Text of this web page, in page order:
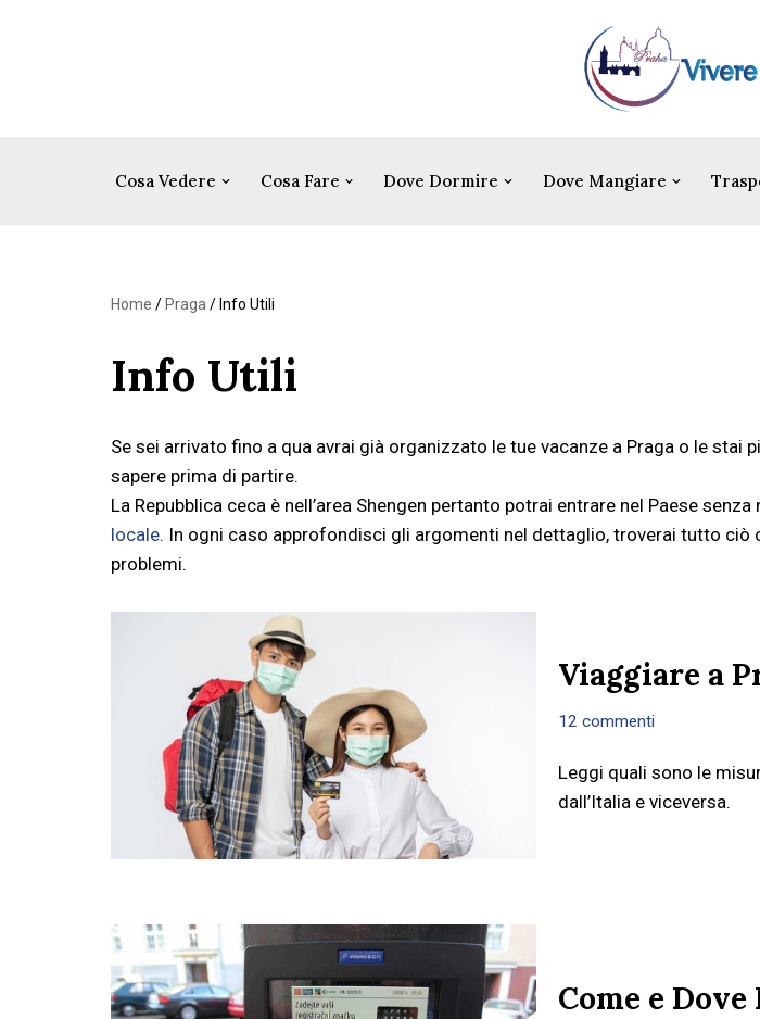
Cosa Vedere Cosa Fare Dove Dormire Dove Mangiare
Home / Praga/ Info Utili
Info Utili
Se sei arrivato fino a qua avrai già organizzato le tue vacanze a Praga o le stai
sapere prima di partire.
La Repubblica ceca è nell’area Shengen pertanto potrai entrare nel Paese
locale. In ogni caso approfondisci gli argomenti nel dettaglio, troverai tutto ciò
problemi.
Viaggiare a
12 commenti
Leggi quali sono le
dall’Italia e viceversa.
Come e